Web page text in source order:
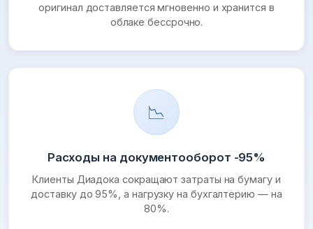
оригинал доставляется мгновенно и хранится в
облаке бессрочно.
📉
Расходы на документооборот -95%
Клиенты Диадока сокращают затраты на бумагу и
доставку до 95%, а нагрузку на бухгалтерию — на
80%.